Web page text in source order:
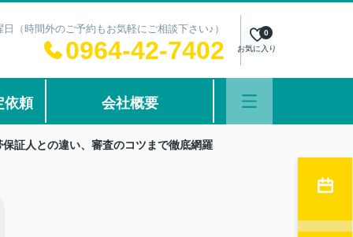
（時間外のご予約もお気軽にご相談下さい♪）
0964-42-7402 お気に入り
0
依頼 会社概要
証人との違い、審査のコツまで徹底網羅